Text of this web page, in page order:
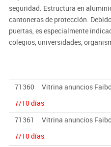
seguridad. Estructura en
cantoneras de protección.
puertas, es especialmente
colegios, universidades,
71360
Vitrina anuncios
7/10 días
71361
Vitrina anuncios
7/10 días